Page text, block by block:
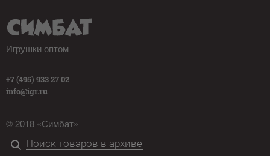
Игрушки оптом
+7 (495) 933 27 02
info@igr.ru
© 2018 «Симбат»